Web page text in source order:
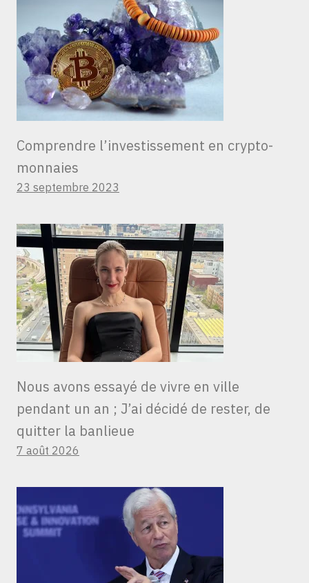
Comprendre l’investissement en crypto-
monnaies
23 septembre 2023
Nous avons essayé de vivre en ville
pendant un an ; J’ai décidé de rester, de
quitter la banlieue
7 août 2026